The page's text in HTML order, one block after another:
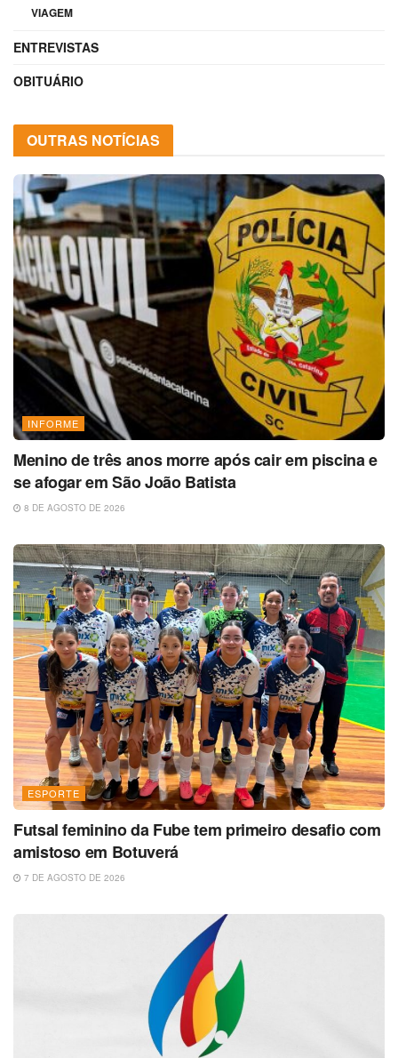
VIAGEM
ENTREVISTAS
OBITUÁRIO
OUTRAS NOTÍCIAS
INFORME
Menino de três anos morre após cair em piscina e
se afogar em São João Batista
8 DE AGOSTO DE 2026
ESPORTE
Futsal feminino da Fube tem primeiro desafio com
amistoso em Botuverá
7 DE AGOSTO DE 2026